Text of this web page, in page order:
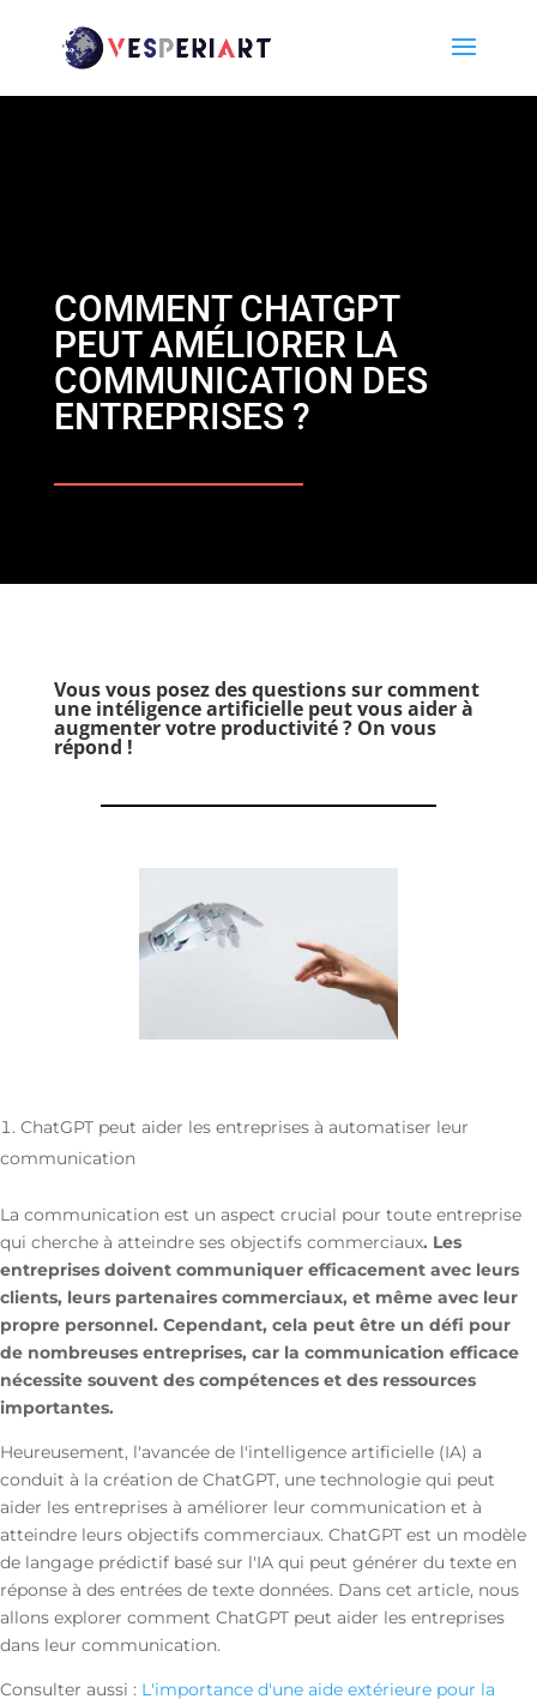
COMMENT CHATGPT
PEUT AMÉLIORER LA
COMMUNICATION DES
ENTREPRISES ?
Vous vous posez des questions sur comment
une intéligence artificielle peut vous aider à
augmenter votre productivité ? On vous
répond !
ChatGPT peut aider les entreprises à automatiser leur
communication
La communication est un aspect crucial pour toute entreprise
qui cherche à atteindre ses objectifs commerciaux. Les
entreprises doivent communiquer efficacement avec leurs
clients, leurs partenaires commerciaux, et même avec leur
propre personnel. Cependant, cela peut être un défi pour
de nombreuses entreprises, car la communication efficace
nécessite souvent des compétences et des ressources
importantes.
Heureusement, l'avancée de l'intelligence artificielle (IA) a
conduit à la création de ChatGPT, une technologie qui peut
aider les entreprises à améliorer leur communication et à
atteindre leurs objectifs commerciaux. ChatGPT est un modèle
de langage prédictif basé sur l'IA qui peut générer du texte en
réponse à des entrées de texte données. Dans cet article, nous
allons explorer comment ChatGPT peut aider les entreprises
dans leur communication.
Consulter aussi : L'importance d'une aide extérieure pour la